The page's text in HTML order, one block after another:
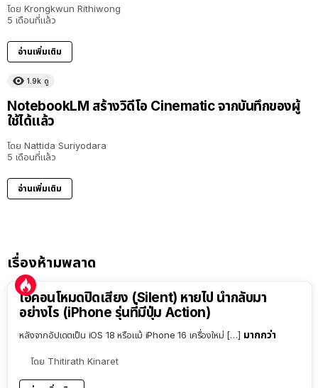
โดย Krongkwun Rithiwong
5 เดือนที่แล้ว
อ่านเพิ่มเติม
1.9k ดู
NotebookLM สร้างวิดีโอ Cinematic จากบันทึกของผู้
ใช้ได้แล้ว
โดย Nattida Suriyodara
5 เดือนที่แล้ว
อ่านเพิ่มเติม
เรื่องห้ามพลาด
ไอคอนโหมดปิดเสียง (Silent) หายไป นำกลับมา
อย่างไร (iPhone รุ่นที่มีปุ่ม Action)
หลังจากอัปเดตเป็น iOS 18 หรือแม้ iPhone 16 เครื่องใหม่ […] มากกว่า
โดย Thitirath Kinaret